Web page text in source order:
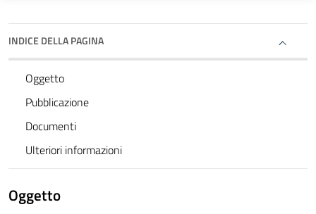
INDICE DELLA PAGINA
Oggetto
Pubblicazione
Documenti
Ulteriori informazioni
Oggetto